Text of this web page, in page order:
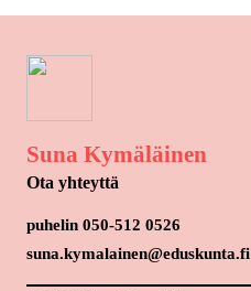
Suna Kymäläinen
Ota yhteyttä
puhelin 050-512 0526
suna.kymalainen@eduskunta.fi